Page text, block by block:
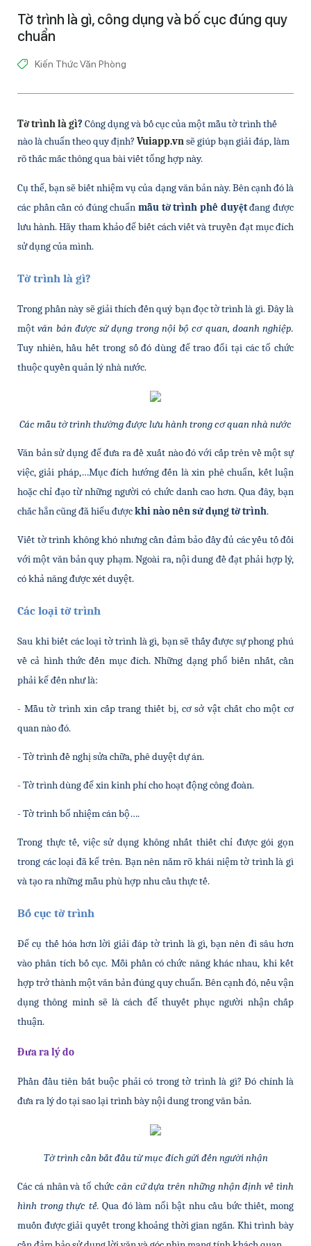
Tờ trình là gì, công dụng và bố cục đúng quy
chuẩn
Kiến Thức Văn Phòng
Tờ trình là gì? Công dụng và bố cục của một mẫu tờ trình thế
nào là chuẩn theo quy định? Vuiapp.vn sẽ giúp bạn giải đáp, làm
rõ thắc mắc thông qua bài viết tổng hợp này.
Cụ thể, bạn sẽ biết nhiệm vụ của dạng văn bản này. Bên cạnh đó là
các phần cần có đúng chuẩn mẫu tờ trình phê duyệt đang được
lưu hành. Hãy tham khảo để biết cách viết và truyền đạt mục đích
sử dụng của mình.
Tờ trình là gì?
Trong phần này sẽ giải thích đến quý bạn đọc tờ trình là gì. Đây là
một văn bản được sử dụng trong nội bộ cơ quan, doanh nghiệp.
Tuy nhiên, hầu hết trong số đó dùng để trao đổi tại các tổ chức
thuộc quyền quản lý nhà nước.
Các mẫu tờ trình thường được lưu hành trong cơ quan nhà nước
Văn bản sử dụng để đưa ra đề xuất nào đó với cấp trên về một sự
việc, giải pháp,…Mục đích hướng đến là xin phê chuẩn, kết luận
hoặc chỉ đạo từ những người có chức danh cao hơn. Qua đây, bạn
chắc hẳn cũng đã hiểu được khi nào nên sử dụng tờ trình.
Viết tờ trình không khó nhưng cần đảm bảo đầy đủ các yếu tố đối
với một văn bản quy phạm. Ngoài ra, nội dung đề đạt phải hợp lý,
có khả năng được xét duyệt.
Các loại tờ trình
Sau khi biết các loại tờ trình là gì, bạn sẽ thấy được sự phong phú
về cả hình thức đến mục đích. Những dạng phổ biến nhất, cần
phải kể đến như là:
- Mẫu tờ trình xin cấp trang thiết bị, cơ sở vật chất cho một cơ
quan nào đó.
- Tờ trình đề nghị sửa chữa, phê duyệt dự án.
- Tờ trình dùng để xin kinh phí cho hoạt động công đoàn.
- Tờ trình bổ nhiệm cán bộ….
Trong thực tế, việc sử dụng không nhất thiết chỉ được gói gọn
trong các loại đã kể trên. Bạn nên nắm rõ khái niệm tờ trình là gì
và tạo ra những mẫu phù hợp nhu cầu thực tế.
Bố cục tờ trình
Để cụ thế hóa hơn lời giải đáp tờ trình là gì, bạn nên đi sâu hơn
vào phân tích bố cục. Mỗi phần có chức năng khác nhau, khi kết
hợp trở thành một văn bản đúng quy chuẩn. Bên cạnh đó, nếu vận
dụng thông minh sẽ là cách để thuyết phục người nhận chấp
thuận.
Đưa ra lý do
Phần đầu tiên bắt buộc phải có trong tờ trình là gì? Đó chính là
đưa ra lý do tại sao lại trình bày nội dung trong văn bản.
Tờ trình cần bắt đầu từ mục đích gửi đến người nhận
Các cá nhân và tổ chức căn cứ dựa trên những nhận định về tình
hình trong thực tế. Qua đó làm nổi bật nhu cầu bức thiết, mong
muốn được giải quyết trong khoảng thời gian ngắn. Khi trình bày